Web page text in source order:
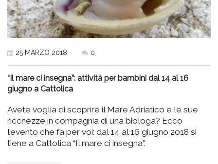
25 MARZO 2018 0
“Il mare ci insegna”: attività per bambini dal 14 al 16
giugno a Cattolica
Avete voglia di scoprire il Mare Adriatico e le sue
ricchezze in compagnia di una biologa? Ecco
l’evento che fa per voi: dal 14 al 16 giugno 2018 si
tiene a Cattolica “Il mare ci insegna”.